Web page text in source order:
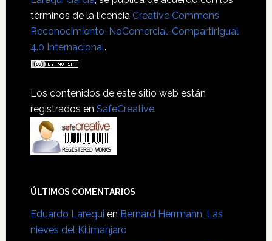
términos de la licencia Creative Commons
Reconocimiento-NoComercial-CompartirIgual
4.0 Internacional.
Los contenidos de este sitio web están
registrados en SafeCreative.
ÚLTIMOS COMENTARIOS
Eduardo Larequi en Bernard Herrmann, Las
nieves del Kilimanjaro